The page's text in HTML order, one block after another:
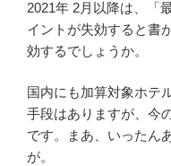
2021年 2月以降は、「
イントが失効すると書
効するでしょうか。
国内にも加算対象ホテ
手段はありますが、今
です。まあ、いったん
が。